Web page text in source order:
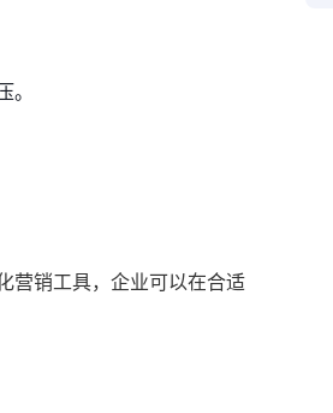
营销工具，企业可以在合适